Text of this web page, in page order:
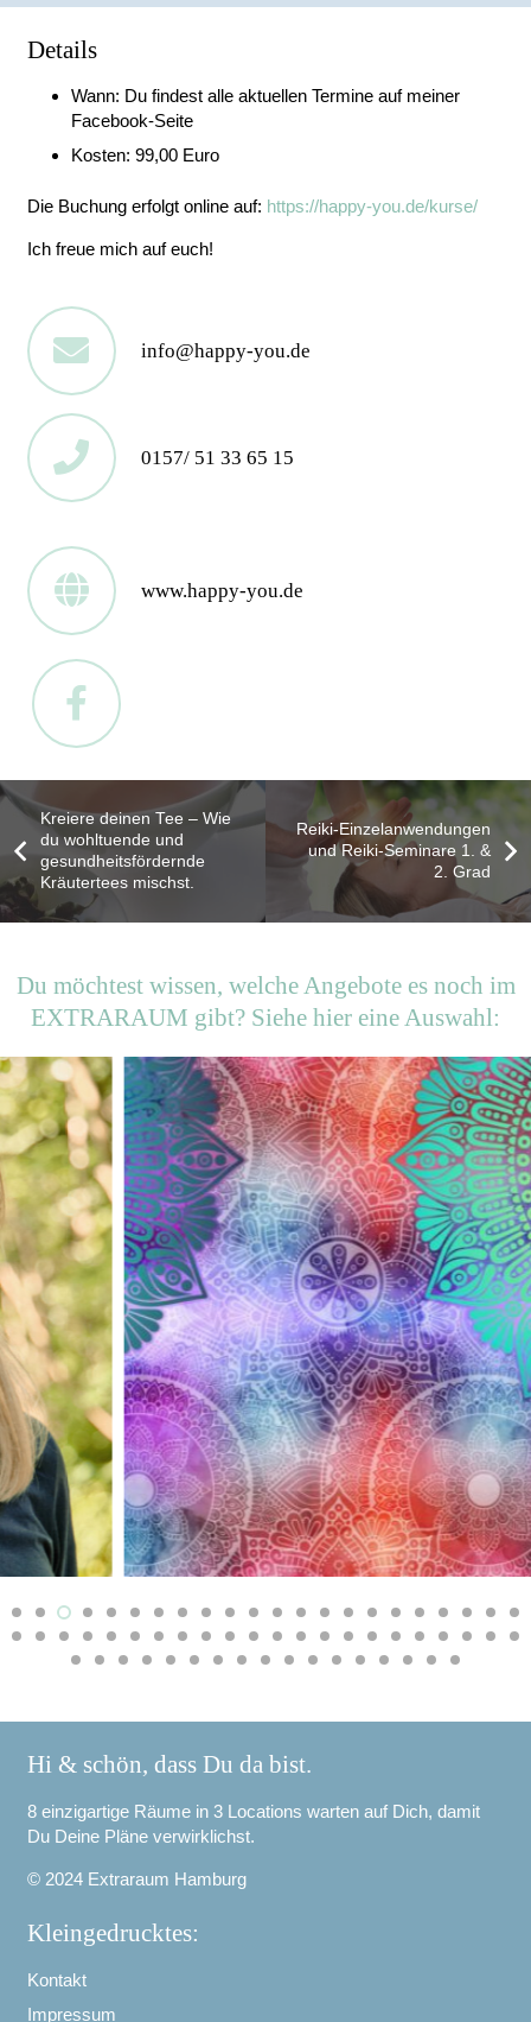
Details
Wann: Du findest alle aktuellen Termine auf meiner
Facebook-Seite
Kosten: 99,00 Euro
Die Buchungerfolgt online auf: https://happy-you.de/kurse/
Ich freue mich auf euch!
info@happy-you.de
0157/ 51 33 65 15
www.happy-you.de
Kreiere deinen Tee – Wie
du wohltuende und
gesundheitsfördernde
Kräutertees mischst.
Reiki-Einzelanwendungen
und Reiki-Seminare 1. &
2. Grad
Du möchtest wissen, welche Angebote es noch im
EXTRARAUM gibt? Siehe hier eine Auswahl:
Hi & schön, dass Du da bist.
8 einzigartige Räume in 3 Locations warten auf Dich, damit
Du Deine Pläne verwirklichst.
© 2024 Extraraum Hamburg
Kleingedrucktes:
Kontakt
Impressum